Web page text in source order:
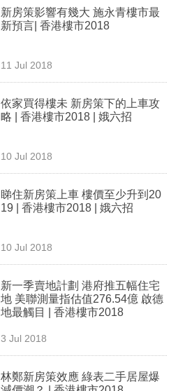
新房策影響有幾大 施永青樓市最
新預言| 香港樓市2018
11 Jul 2018
依家買得樓未 新房策下的上車攻
略 | 香港樓市2018 | 娥六招
10 Jul 2018
睇住新房策上車 樓價至少升到20
19 | 香港樓市2018 | 娥六招
10 Jul 2018
新一季賣地計劃 港府推五幅住宅
地 美聯測量指估值276.54億 啟德
地最觸目 | 香港樓市2018
3 Jul 2018
林鄭新房策效應 綠表二手居屋爆